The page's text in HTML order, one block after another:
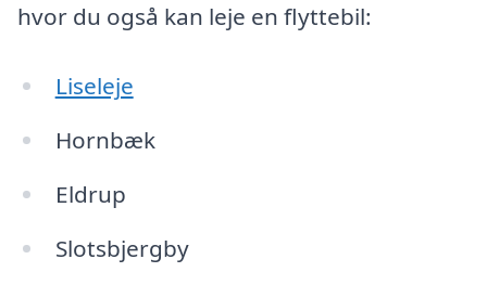
hvor du også kan leje en flyttebil:
Liseleje
Hornbæk
Eldrup
Slotsbjergby